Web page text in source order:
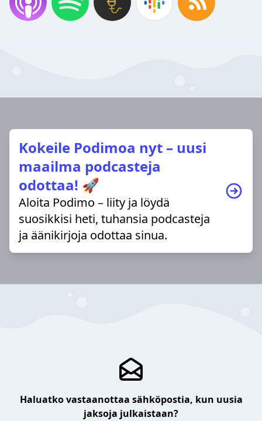
Kokeile Podimoa nyt – uusi
maailma podcasteja
odottaa! 🚀
Aloita Podimo – liity ja löydä
suosikkisi heti, tuhansia podcasteja
ja äänikirjoja odottaa sinua.
Haluatko vastaanottaa sähköpostia, kun uusia
jaksoja julkaistaan?